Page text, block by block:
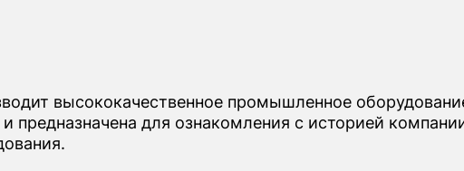
высококачественное промышленное
предназначена для ознакомления с историей